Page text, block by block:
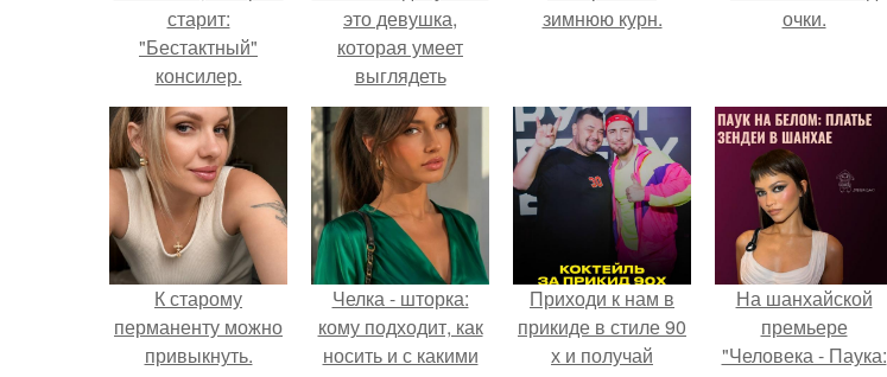
старит:
"Бестактный"
консилер.
это девушка,
которая умеет
выглядеть
привлекательно и
элегантно в любои
ситуации.
зимнюю курн.
очки.
К старому
перманенту можно
привыкнуть.
Челка - шторка:
кому подходит, как
носить и с какими
Приходи к нам в
прикиде в стиле 90
х и получай
На шанхайской
премьере
"Человека - Паука: